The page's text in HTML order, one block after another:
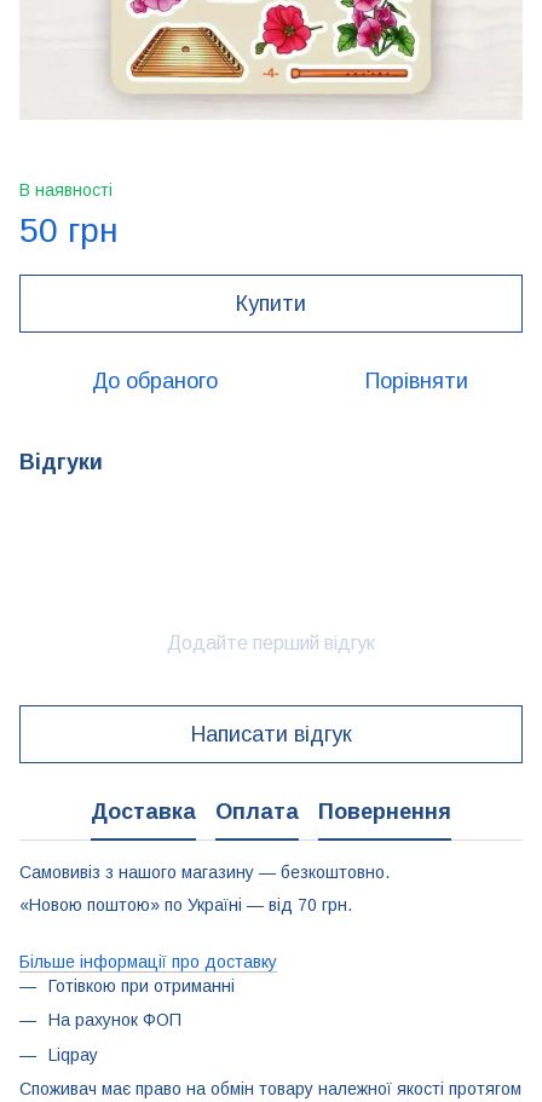
В наявності
50 грн
Купити
До обраного Порівняти
Відгуки
Додайте перший відгук
Написати відгук
Доставка Оплата Повернення
Самовивіз з нашого магазину — безкоштовно.
«Новою поштою» по Україні — від 70 грн.
Більше інформації про доставку
Готівкою при отриманні
На рахунок ФОП
Liqpay
Споживач має право на обмін товару належної якості протягом